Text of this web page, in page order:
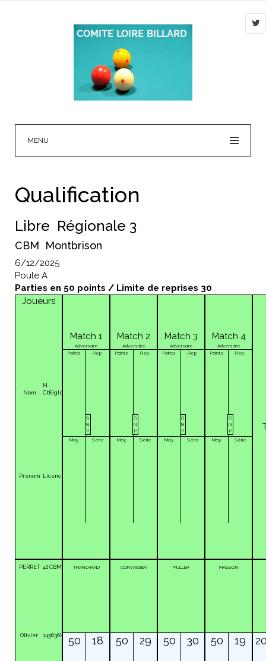
MENU
Qualification
Libre Régionale 3
CBM Montbrison
6/12/2025
Poule A
Parties en 50 points / Limite de reprises 30
Joueurs
Nom
N
CbSigle
Prénom Licence
Match 1
Adversaire
Points
Rep.
Moy. Série
G
N
P
Match 2
Adversaire
Points
Rep.
Moy. Série
G
N
P
Match 3
Adversaire
Points
Rep.
Moy. Série
G
N
P
Match 4
Adversaire
Points
Rep.
Moy. Série
G
N
P
PERRET 42 CBM
Olivier 145636K
TRANCHAND
50 18
CORVAISIER
50 29
MULLER
50 30
MASSON
50 19